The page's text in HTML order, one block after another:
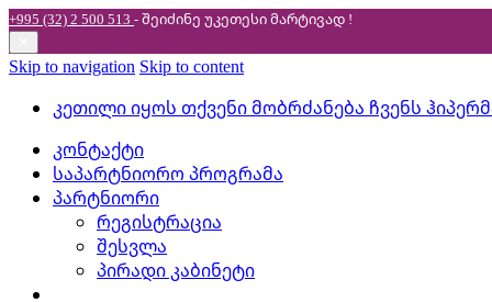
+995 (32) 2 500 513 - შეიძინე უკეთესიმარტივად !
Skip to navigation Skip to content
კეთილი იყოს თქვენი მობრძანება ჩვენს
კონტაქტი
საპარტნიორო პროგრამა
პარტნიორი
რეგისტრაცია
შესვლა
პირადი კაბინეტი